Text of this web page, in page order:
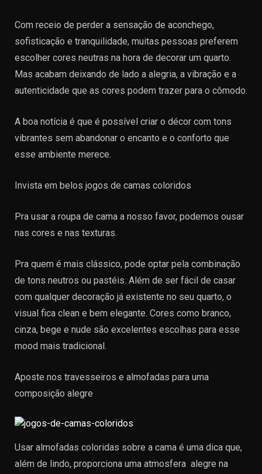
Com receio de perder a sensação de aconchego,
sofisticação e tranquilidade, muitas pessoas preferem
escolher cores neutras na hora de decorar um quarto.
Mas acabam deixando de lado a alegria, a vibração e a
autenticidade que as cores podem trazer para o cômodo.
A boa notícia é que é possível criar o décor com tons
vibrantes sem abandonar o encanto e o conforto que
esse ambiente merece.
Invista em belos jogos de camas coloridos
Pra usar a roupa de cama a nosso favor, podemos ousar
nas cores e nas texturas.
Pra quem é mais clássico, pode optar pela combinação
de tons neutros ou pastéis. Além de ser fácil de casar
com qualquer decoração já existente no seu quarto, o
visual fica clean e bem elegante. Cores como branco,
cinza, bege e nude são excelentes escolhas para esse
mood mais tradicional.
Aposte nos travesseiros e almofadas para uma
composição alegre
Usar almofadas coloridas sobre a cama é uma dica que,
além de lindo, proporciona uma atmosfera alegre na